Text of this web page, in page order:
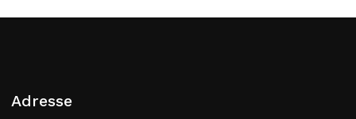
Adresse